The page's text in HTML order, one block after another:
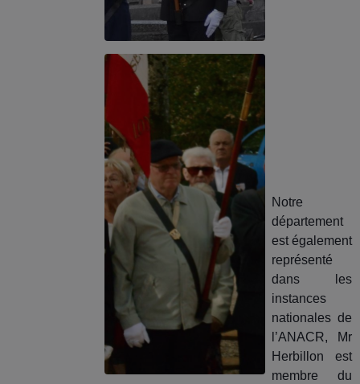
Notre
département
est également
représenté
dans les
instances
nationales de
l’ANACR, Mr
Herbillon est
membre du